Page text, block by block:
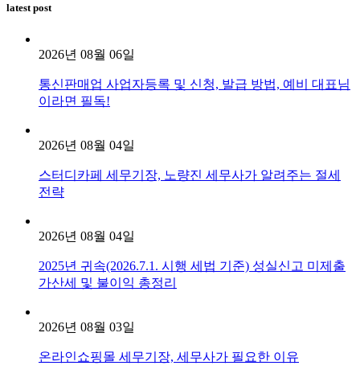
latest post
2026년 08월 06일
통신판매업 사업자등록 및 신청, 발급 방법, 예비 대표님
이라면 필독!
2026년 08월 04일
스터디카페 세무기장, 노량진 세무사가 알려주는 절세
전략
2026년 08월 04일
2025년 귀속(2026.7.1. 시행 세법 기준) 성실신고 미제출
가산세 및 불이익 총정리
2026년 08월 03일
온라인쇼핑몰 세무기장, 세무사가 필요한 이유